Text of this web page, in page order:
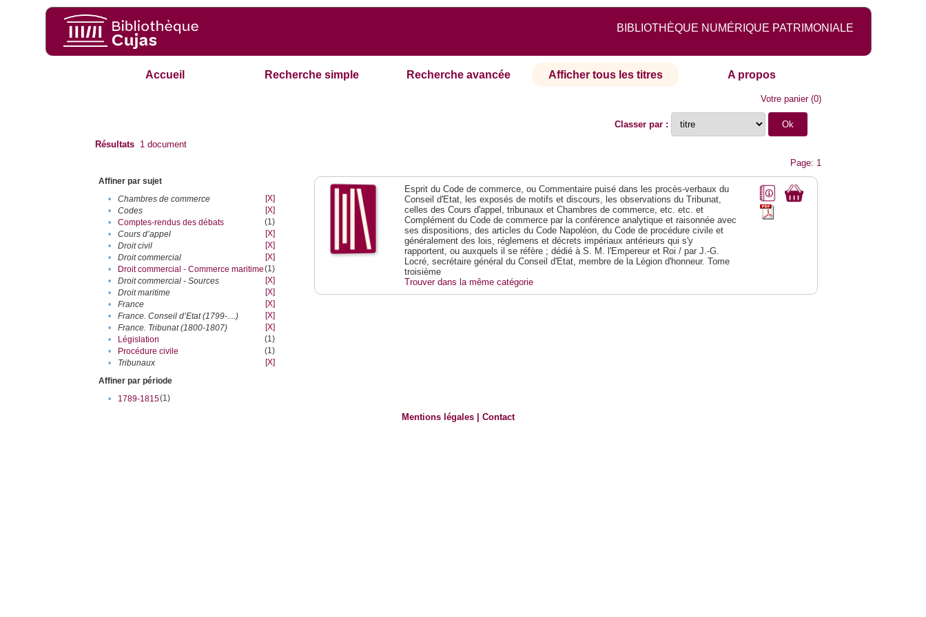
BIBLIOTHÈQUE NUMÉRIQUE PATRIMONIALE
Accueil Recherche simple Recherche avancée Afficher tous les titres A propos
Votre panier(0)
Classer par :
Résultats 1 document
Page: 1
Affiner par sujet
•
Chambres de commerce
[X]
•
Codes
[X]
•
Comptes-rendus des débats
(1)
•
Cours d’appel
[X]
•
Droit civil
[X]
•
Droit commercial
[X]
•
Droit commercial - Commerce maritime(1)
•
Droit commercial - Sources
[X]
•
Droit maritime
[X]
•
France
[X]
•
France. Conseil d’Etat (1799-....)
[X]
•
France. Tribunat (1800-1807)
[X]
•
Législation
(1)
•
Procédure civile
(1)
•
Tribunaux
[X]
Affiner par période
•
1789-1815(1)
Esprit du Code de commerce, ou Commentaire puisé dans les procès-verbaux du
Conseil d'Etat, les exposés de motifs et discours, les observations du Tribunat,
celles des Cours d'appel, tribunaux et Chambres de commerce, etc. etc. et
Complément du Code de commerce par la conférence analytique et raisonnée avec
ses dispositions, des articles du Code Napoléon, du Code de procédure civile et
généralement des lois, réglemens et décrets impériaux antérieurs qui s'y
rapportent, ou auxquels il se réfère ; dédié à S. M. l'Empereur et Roi / par J.-G.
Locré, secrétaire général du Conseil d'Etat, membre de la Légion d'honneur. Tome
troisième
Trouver dans la même catégorie
Mentions légales |Contact